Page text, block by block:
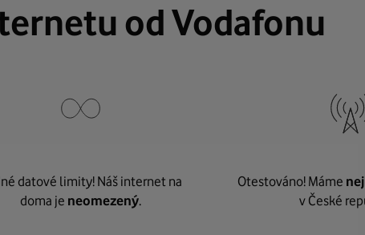
od Vodafonu
datové limity! Náš internet na
doma je neomezený.
Otestováno! Máme
v České